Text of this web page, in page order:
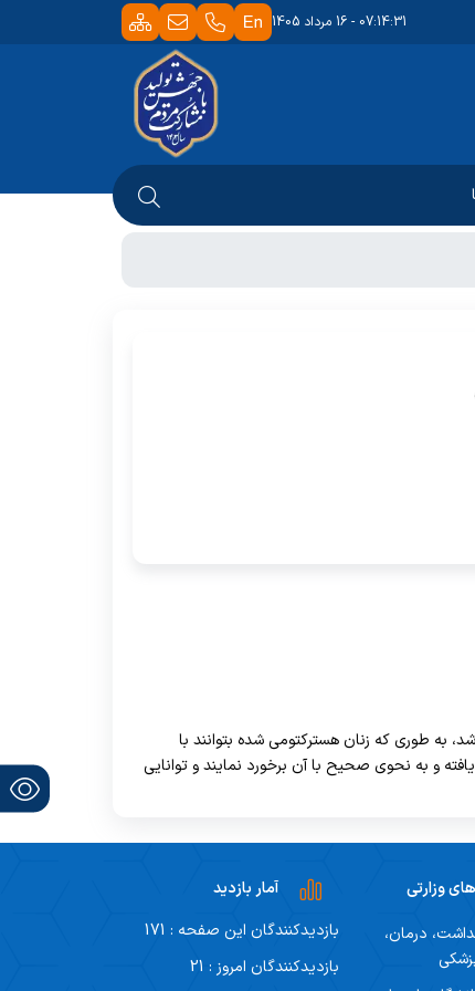
07:14:31 - 16 مرداد 1405
به طوری که زنان هسترکتومی شده بتوانند با
و به نحوی صحیح با آن برخورد نمایند و توانایی
وزارتی
درمان،
آمار بازدید
بازدیدکنندگان این صفحه : 171
بازدیدکنندگان امروز : 21